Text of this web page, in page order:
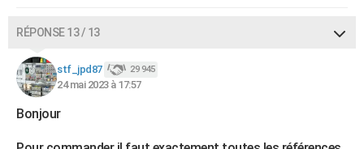
RÉPONSE 13 / 13
stf_jpd87 29 945
24 mai 2023 à 17:57
Bonjour